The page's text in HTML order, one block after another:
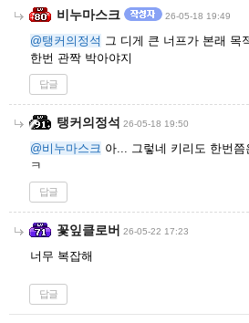
비누마스크 26-05-18 19:49
@탱커의정석 그 디게 큰 너프가 본래 목
한번 관짝 박아야지
답글
탱커의정석 26-05-18 19:50
@비누마스크 아... 그렇네 키리도 한번
ㅋ
답글
꽃잎클로버 26-05-22 17:23
너무 복잡해
답글